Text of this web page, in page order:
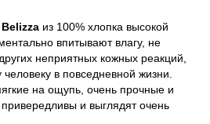
Belizza из 100% хлопка высокой
впитывают влагу, не
неприятных кожных реакций,
в повседневной жизни.
на ощупь, очень прочные и
и выглядят очень